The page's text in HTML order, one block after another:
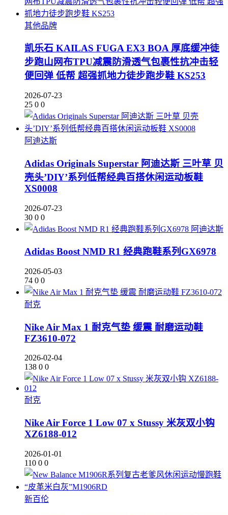
其他品牌
凯乐石 KAILAS FUGA EX3 BOA 厚底缓冲徒
步跑山网布TPU减震防滑透气包裹性抗冲击轻
便回弹 低帮 超强抓地力徒步跑步鞋 KS253
2026-07-23
25 0 0
阿迪达斯
Adidas Originals Superstar 阿迪达斯 三叶草 贝
壳头’DIY’系列低帮经典百搭休闲运动板鞋
XS0008
2026-07-23
30 0 0
阿迪达斯
Adidas Boost NMD R1 经典跑鞋系列GX6978
2026-05-03
74 0 0
耐克
Nike Air Max 1 耐克气垫 缓震 耐磨运动鞋
FZ3610-072
2026-02-04
138 0 0
耐克
Nike Air Force 1 Low 07 x Stussy 米灰双小钩
XZ6188-012
2026-01-01
110 0 0
新百伦